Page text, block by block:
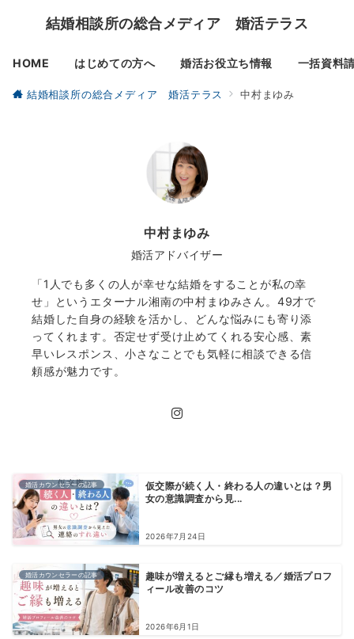
結婚相談所の総合メディア 婚活テラス
HOME はじめての方へ 婚活お役立ち情報 一括資料
結婚相談所の総合メディア 婚活テラス 中村まゆみ
中村まゆみ
婚活アドバイザー
「1人でも多くの人が幸せな結婚をすることが私の幸
せ」というエターナル湘南の中村まゆみさん。49才で
結婚した自身の経験を活かし、どんな悩みにも寄り添
ってくれます。否定せず受け止めてくれる安心感、素
早いレスポンス、小さなことでも気軽に相談できる信
頼感が魅力です。
婚活カウンセラーの記事
仮交際が続く人・終わる人の違いとは？男
女の意識調査から見...
2026年7月24日
婚活カウンセラーの記事
趣味が増えるとご縁も増える／婚活プロフ
ィール改善のコツ
2026年6月1日